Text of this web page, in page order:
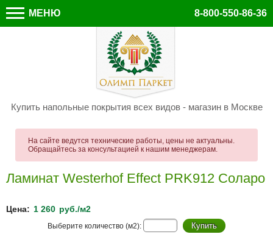
МЕНЮ 8-800-550-86-36
Купить напольные покрытия всех видов - магазин в Москве
На сайте ведутся технические работы, цены не актуальны.
Обращайтесь за консультацией к нашим менеджерам.
Ламинат Westerhof Effect PRK912 Соларо
Цена: 1 260 руб./м2
Выберите количество (м2):